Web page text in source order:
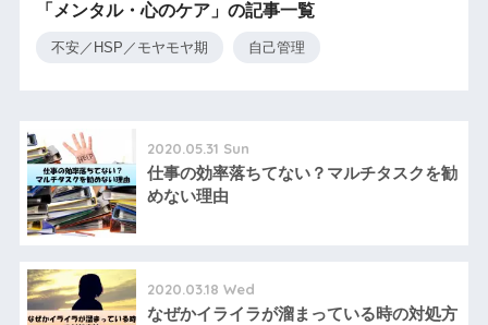
「メンタル・心のケア」の記事一覧
不安／HSP／モヤモヤ期 自己管理
2020.05.31 Sun
仕事の効率落ちてない？マルチタスクを勧
めない理由
2020.03.18 Wed
なぜかイライラが溜まっている時の対処方